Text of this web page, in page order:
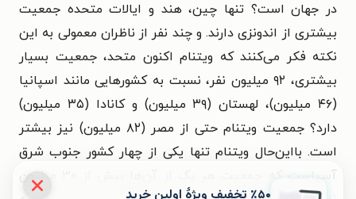
در جهان است؟ تنها چین، هند و ایالات متحده جمعیت
بیشتری از اندونزی دارند. و چند نفر از ناظران معمولی به این
نکته فکر می‌کنند که ویتنام اکنون متحد، جمعیت بسیار
بیشتری، ۹۲ میلیون نفر، نسبت به کشورهایی مانند اسپانیا
(۴۶ میلیون)، لهستان (۳۹ میلیون) و کانادا (۳۵ میلیون)
دارد؟ جمعیت ویتنام حتی از مصر (۸۲ میلیون) نیز بیشتر
است. بااین‌حال ویتنام تنها یکی از چهار کشور جنوب شرق
آسیاست که جمعیت هر یک از آن‌ها بیش از ۳۰ میلیون